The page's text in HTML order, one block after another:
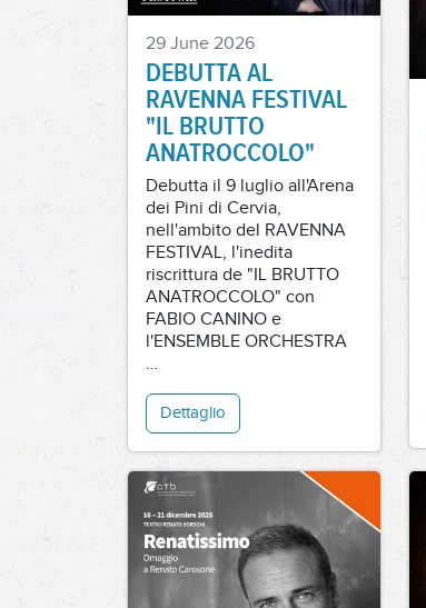
29 June 2026
DEBUTTA AL
RAVENNA FESTIVAL
"IL BRUTTO
ANATROCCOLO"
Debutta il 9 luglio all'Arena
dei Pini di Cervia,
nell'ambito del RAVENNA
FESTIVAL, l'inedita
riscrittura de "IL BRUTTO
ANATROCCOLO" con
FABIO CANINO e
l'ENSEMBLE ORCHESTRA
…